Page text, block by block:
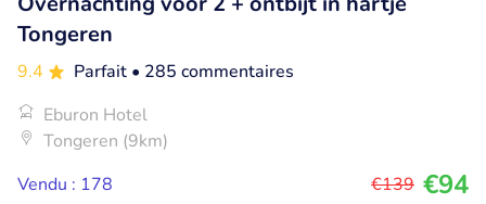
Tongeren
9.4 Parfait • 285 commentaires
Eburon Hotel
Tongeren (9km)
Vendu : 178
€139 €94